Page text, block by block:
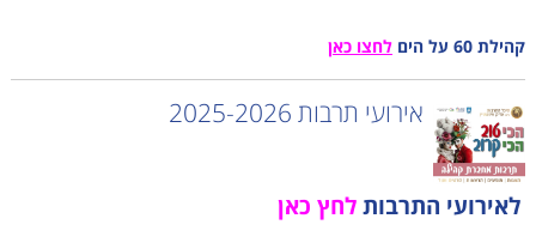
קהילת 60 על הים לחצו כאן
אירועי תרבות 2025-2026
לאירועי התרבותלחץ כאן